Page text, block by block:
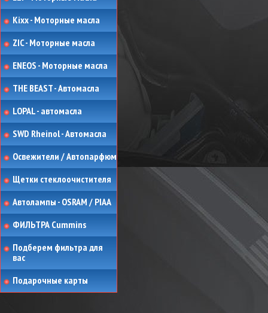
Kixx - Моторные масла
ZIC - Моторные масла
ENEOS - Моторные масла
THE BEAST - Автомасла
LOPAL - автомасла
SWD Rheinol - Автомасла
Освежители / Автопарфюм
Щетки стеклоочистителя
Автолампы - OSRAM / PIAA
ФИЛЬТРА Cummins
Подберем фильтра для
вас
Подарочные карты